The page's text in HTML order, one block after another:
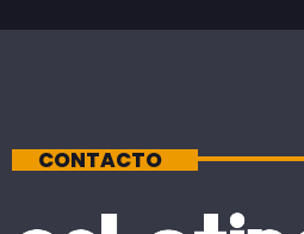
CONTACTO